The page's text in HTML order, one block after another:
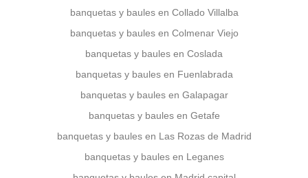
banquetas y baules en Collado Villalba
banquetas y baules en Colmenar Viejo
banquetas y baules en Coslada
banquetas y baules en Fuenlabrada
banquetas y baules en Galapagar
banquetas y baules en Getafe
banquetas y baules en Las Rozas de Madrid
banquetas y baules en Leganes